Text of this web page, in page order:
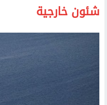
شئون خارجية